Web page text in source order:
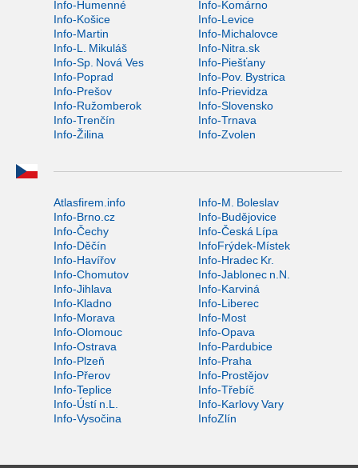
Info-Humenné
Info-Komárno
Info-Košice
Info-Levice
Info-Martin
Info-Michalovce
Info-L. Mikuláš
Info-Nitra.sk
Info-Sp. Nová Ves
Info-Piešťany
Info-Poprad
Info-Pov. Bystrica
Info-Prešov
Info-Prievidza
Info-Ružomberok
Info-Slovensko
Info-Trenčín
Info-Trnava
Info-Žilina
Info-Zvolen
Atlasfirem.info
Info-M. Boleslav
Info-Brno.cz
Info-Budějovice
Info-Čechy
Info-Česká Lípa
Info-Děčín
InfoFrýdek-Místek
Info-Havířov
Info-Hradec Kr.
Info-Chomutov
Info-Jablonec n.N.
Info-Jihlava
Info-Karviná
Info-Kladno
Info-Liberec
Info-Morava
Info-Most
Info-Olomouc
Info-Opava
Info-Ostrava
Info-Pardubice
Info-Plzeň
Info-Praha
Info-Přerov
Info-Prostějov
Info-Teplice
Info-Třebíč
Info-Ústí n.L.
Info-Karlovy Vary
Info-Vysočina
InfoZlín